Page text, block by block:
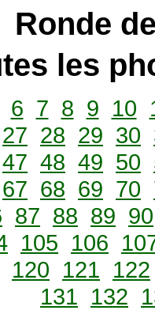
Ronde
les
6 7 8 9 10
27 28 29 30
47 48 49 50
67 68 69 70
87 88 89 90
105 106
120 121 122
131 132